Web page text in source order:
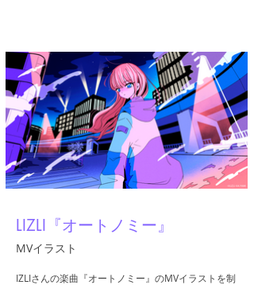
LIZLI『オートノミー』
MVイラスト
IZLIさんの楽曲『オートノミー』のMVイラストを制